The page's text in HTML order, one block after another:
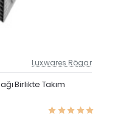
Güncel Fiyat
Luxwares Rögar
Birlikte Takım